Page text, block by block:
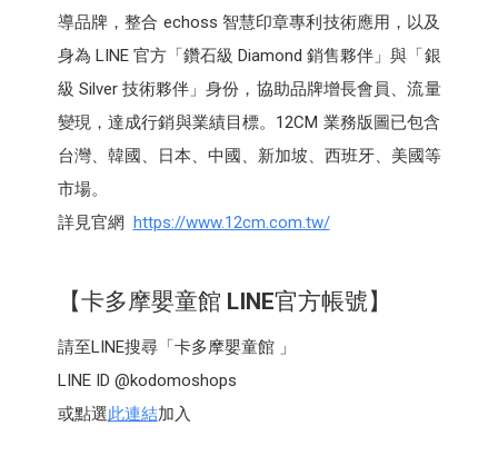
導品牌，整合 echoss 智慧印章專利技術應用，以及
身為 LINE 官方「鑽石級 Diamond 銷售夥伴」與「銀
級 Silver 技術夥伴」身份，協助品牌增長會員、流量
變現，達成行銷與業績目標。12CM 業務版圖已包含
台灣、韓國、日本、中國、新加坡、西班牙、美國等
市場。
詳見官網 https://www.12cm.com.tw/
【卡多摩嬰童館 LINE官方帳號】
請至LINE搜尋「卡多摩嬰童館 」
LINE ID @kodomoshops
或點選此連結加入